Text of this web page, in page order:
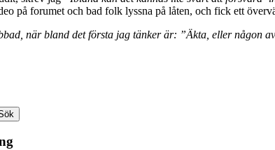
på forumet och bad folk lyssna på låten, och fick ett
när bland det första jag tänker är: ”Äkta, eller någon